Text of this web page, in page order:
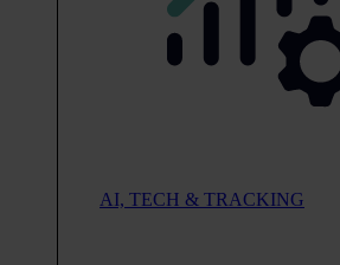
AI, TECH & TRACKING